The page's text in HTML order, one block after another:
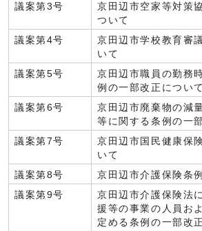
議案第3号
京田辺市空家等対策
ついて
議案第4号
京田辺市学校教育審
いて
議案第5号
京田辺市職員の勤務
例の一部改正について
議案第6号
京田辺市廃棄物の減
等に関する条例の一
議案第7号
京田辺市国民健康保
いて
議案第8号
京田辺市介護保険条
議案第9号
京田辺市介護保険法
援等の事業の人員お
定める条例の一部改